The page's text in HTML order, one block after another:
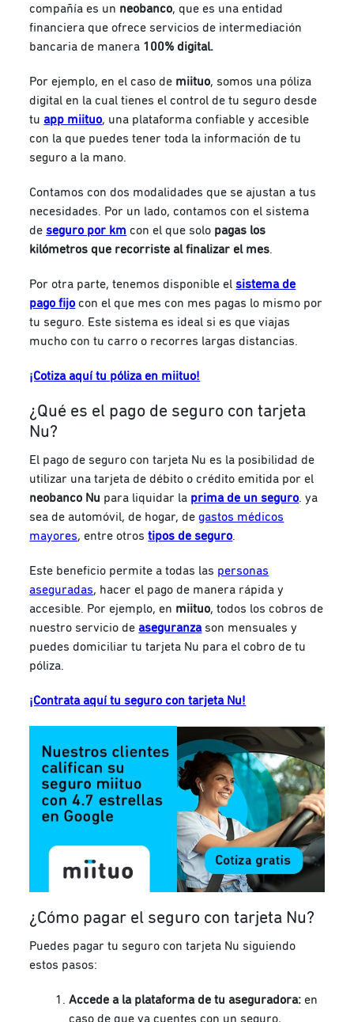
compañía es un neobanco, que es una entidad
financiera que ofrece servicios de intermediación
bancaria de manera 100% digital.
Por ejemplo, en el caso de miituo, somos una póliza
digital en la cual tienes el control de tu seguro desde
tu app miituo, una plataforma confiable y accesible
con la que puedes tener toda la información de tu
seguro a la mano.
Contamos con dos modalidades que se ajustan a tus
necesidades. Por un lado, contamos con el sistema
deseguro por km con el que solo pagas los
kilómetros que recorriste al finalizar el mes.
Por otra parte, tenemos disponible elsistema de
pago fijo con el que mes con mes pagas lo mismo por
tu seguro. Este sistema es ideal si es que viajas
mucho con tu carro o recorres largas distancias.
¡Cotiza aquí tu póliza en miituo!
¿Qué es el pago de seguro con tarjeta
Nu?
El pago de seguro con tarjeta Nu es la posibilidad de
utilizar una tarjeta de débito o crédito emitida por el
neobanco Nu para liquidar la prima de un seguro. ya
sea de automóvil, de hogar, degastos médicos
mayores, entre otrostipos de seguro.
Este beneficio permite a todas las personas
aseguradas, hacer el pago de manera rápida y
accesible. Por ejemplo, en miituo, todos los cobros de
nuestro servicio de aseguranza son mensuales y
puedes domiciliar tu tarjeta Nu para el cobro de tu
póliza.
¡Contrata aquí tu seguro con tarjeta Nu!
¿Cómo pagar el seguro con tarjeta Nu?
Puedes pagar tu seguro con tarjeta Nu siguiendo
estos pasos:
Accede a la plataforma de tu aseguradora:en
caso de que ya cuentes con un seguro,